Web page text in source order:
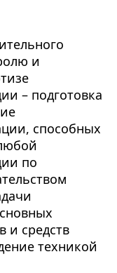
и
– подготовка
способных
по
и средств
техникой